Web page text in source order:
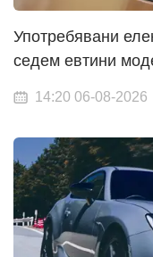
Употребявани
седем евтини
14:20 06-08-2026